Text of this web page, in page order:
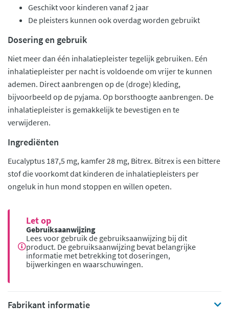
Geschikt voor kinderen vanaf 2 jaar
De pleisters kunnen ook overdag worden gebruikt
Dosering en gebruik
Niet meer dan één inhalatiepleister tegelijk gebruiken. Eén
inhalatiepleister per nacht is voldoende om vrijer te kunnen
ademen. Direct aanbrengen op de (droge) kleding,
bijvoorbeeld op de pyjama. Op borsthoogte aanbrengen. De
inhalatiepleister is gemakkelijk te bevestigen en te
verwijderen.
Ingrediënten
Eucalyptus 187,5 mg, kamfer 28 mg, Bitrex. Bitrex is een bittere
stof die voorkomt dat kinderen de inhalatiepleisters per
ongeluk in hun mond stoppen en willen opeten.
Let op
Gebruiksaanwijzing
Lees voor gebruik de gebruiksaanwijzing bij dit
product. De gebruiksaanwijzing bevat belangrijke
informatie met betrekking tot doseringen,
bijwerkingen en waarschuwingen.
Fabrikant informatie